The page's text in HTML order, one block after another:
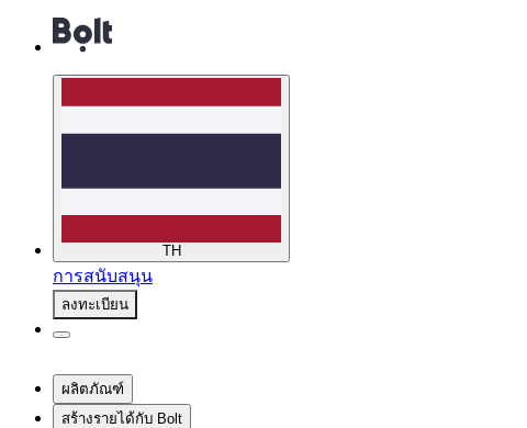
TH
การสนับสนุน
ลงทะเบียน
ผลิตภัณฑ์
สร้างรายได้กับ Bolt